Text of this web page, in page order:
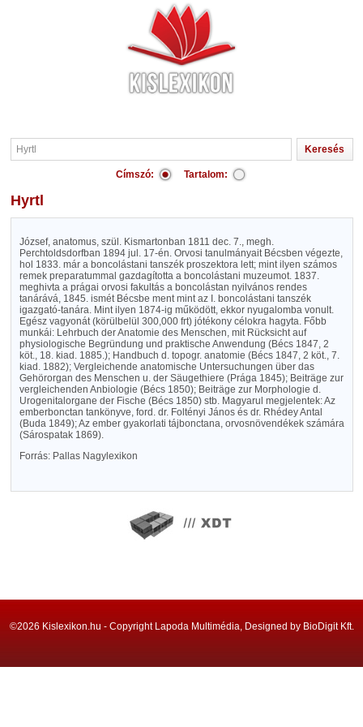
Címszó: Tartalom:
Hyrtl
József, anatomus, szül. Kismartonban 1811 dec. 7., megh.
Perchtoldsdorfban 1894 jul. 17-én. Orvosi tanulmányait Bécsben végezte,
hol 1833. már a boncolástani tanszék proszektora lett; mint ilyen számos
remek preparatummal gazdagította a boncolástani muzeumot. 1837.
meghivta a prágai orvosi fakultás a boncolástan nyilvános rendes
tanárává, 1845. ismét Bécsbe ment mint az I. boncolástani tanszék
igazgató-tanára. Mint ilyen 1874-ig működött, ekkor nyugalomba vonult.
Egész vagyonát (körülbelül 300,000 frt) jótékony célokra hagyta. Főbb
munkái: Lehrbuch der Anatomie des Menschen, mit Rücksicht auf
physiologische Begründung und praktische Anwendung (Bécs 1847, 2
köt., 18. kiad. 1885.); Handbuch d. topogr. anatomie (Bécs 1847, 2 köt., 7.
kiad. 1882); Vergleichende anatomische Untersuchungen über das
Gehörorgan des Menschen u. der Säugethiere (Prága 1845); Beiträge zur
vergleichenden Anbiologie (Bécs 1850); Beiträge zur Morphologie d.
Urogenitalorgane der Fische (Bécs 1850) stb. Magyarul megjelentek: Az
emberbonctan tankönyve, ford. dr. Foltényi János és dr. Rhédey Antal
(Buda 1849); Az ember gyakorlati tájbonctana, orvosnövendékek számára
(Sárospatak 1869).
Forrás: Pallas Nagylexikon
©2026 Kislexikon.hu - Copyright Lapoda Multimédia, Designed by BioDigit Kft.